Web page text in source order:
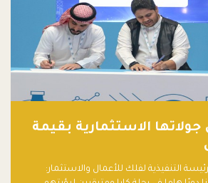
جولاتها الاستثمارية بقيمة
التنفيذية لفلك للأعمال والاستثمار: